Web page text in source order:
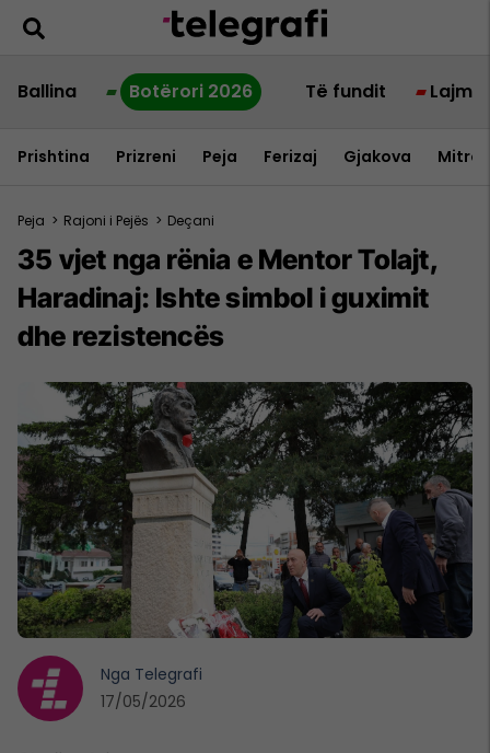
Ballina Botërori 2026 Të fundit Lajme
Prishtina Prizreni Peja Ferizaj Gjakova
Peja > Rajoni i Pejës > Deçani
35 vjet nga rënia e Mentor Tolajt,
Haradinaj: Ishte simbol i guximit
dhe rezistencës
Nga Telegrafi
17/05/2026